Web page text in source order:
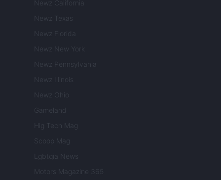
Newz California
Newz Texas
Newz Florida
Newz New York
Newz Pennsylvania
Newz Illinois
Newz Ohio
Gameland
Hig Tech Mag
Scoop Mag
Lgbtqia News
Motors Magazine 365